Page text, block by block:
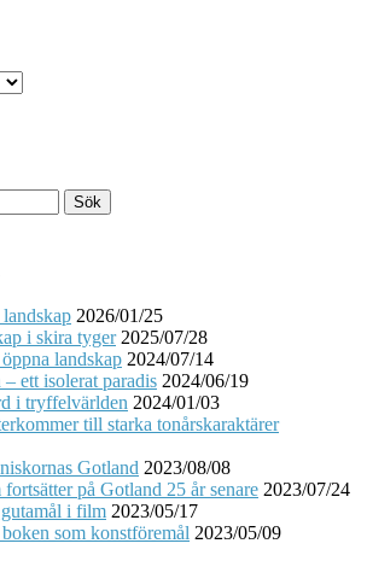
2026/01/25
i skira tyger 2025/07/28
landskap 2024/07/14
ett isolerat paradis 2024/06/19
i tryffelvärlden 2024/01/03
till starka tonårskaraktärer
Gotland 2023/08/08
på Gotland 25 år senare 2023/07/24
i film 2023/05/17
som konstföremål 2023/05/09